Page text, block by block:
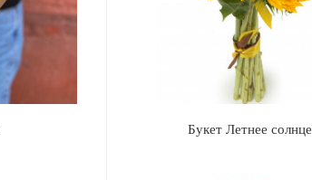
Букет Летнее солнце